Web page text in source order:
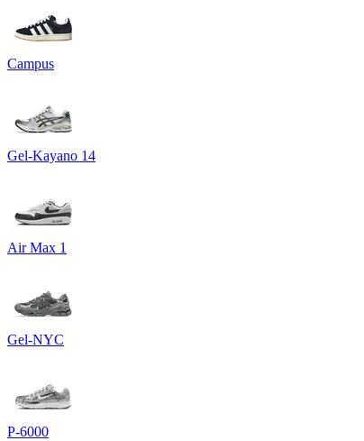
Campus
Gel-Kayano 14
Air Max 1
Gel-NYC
P-6000